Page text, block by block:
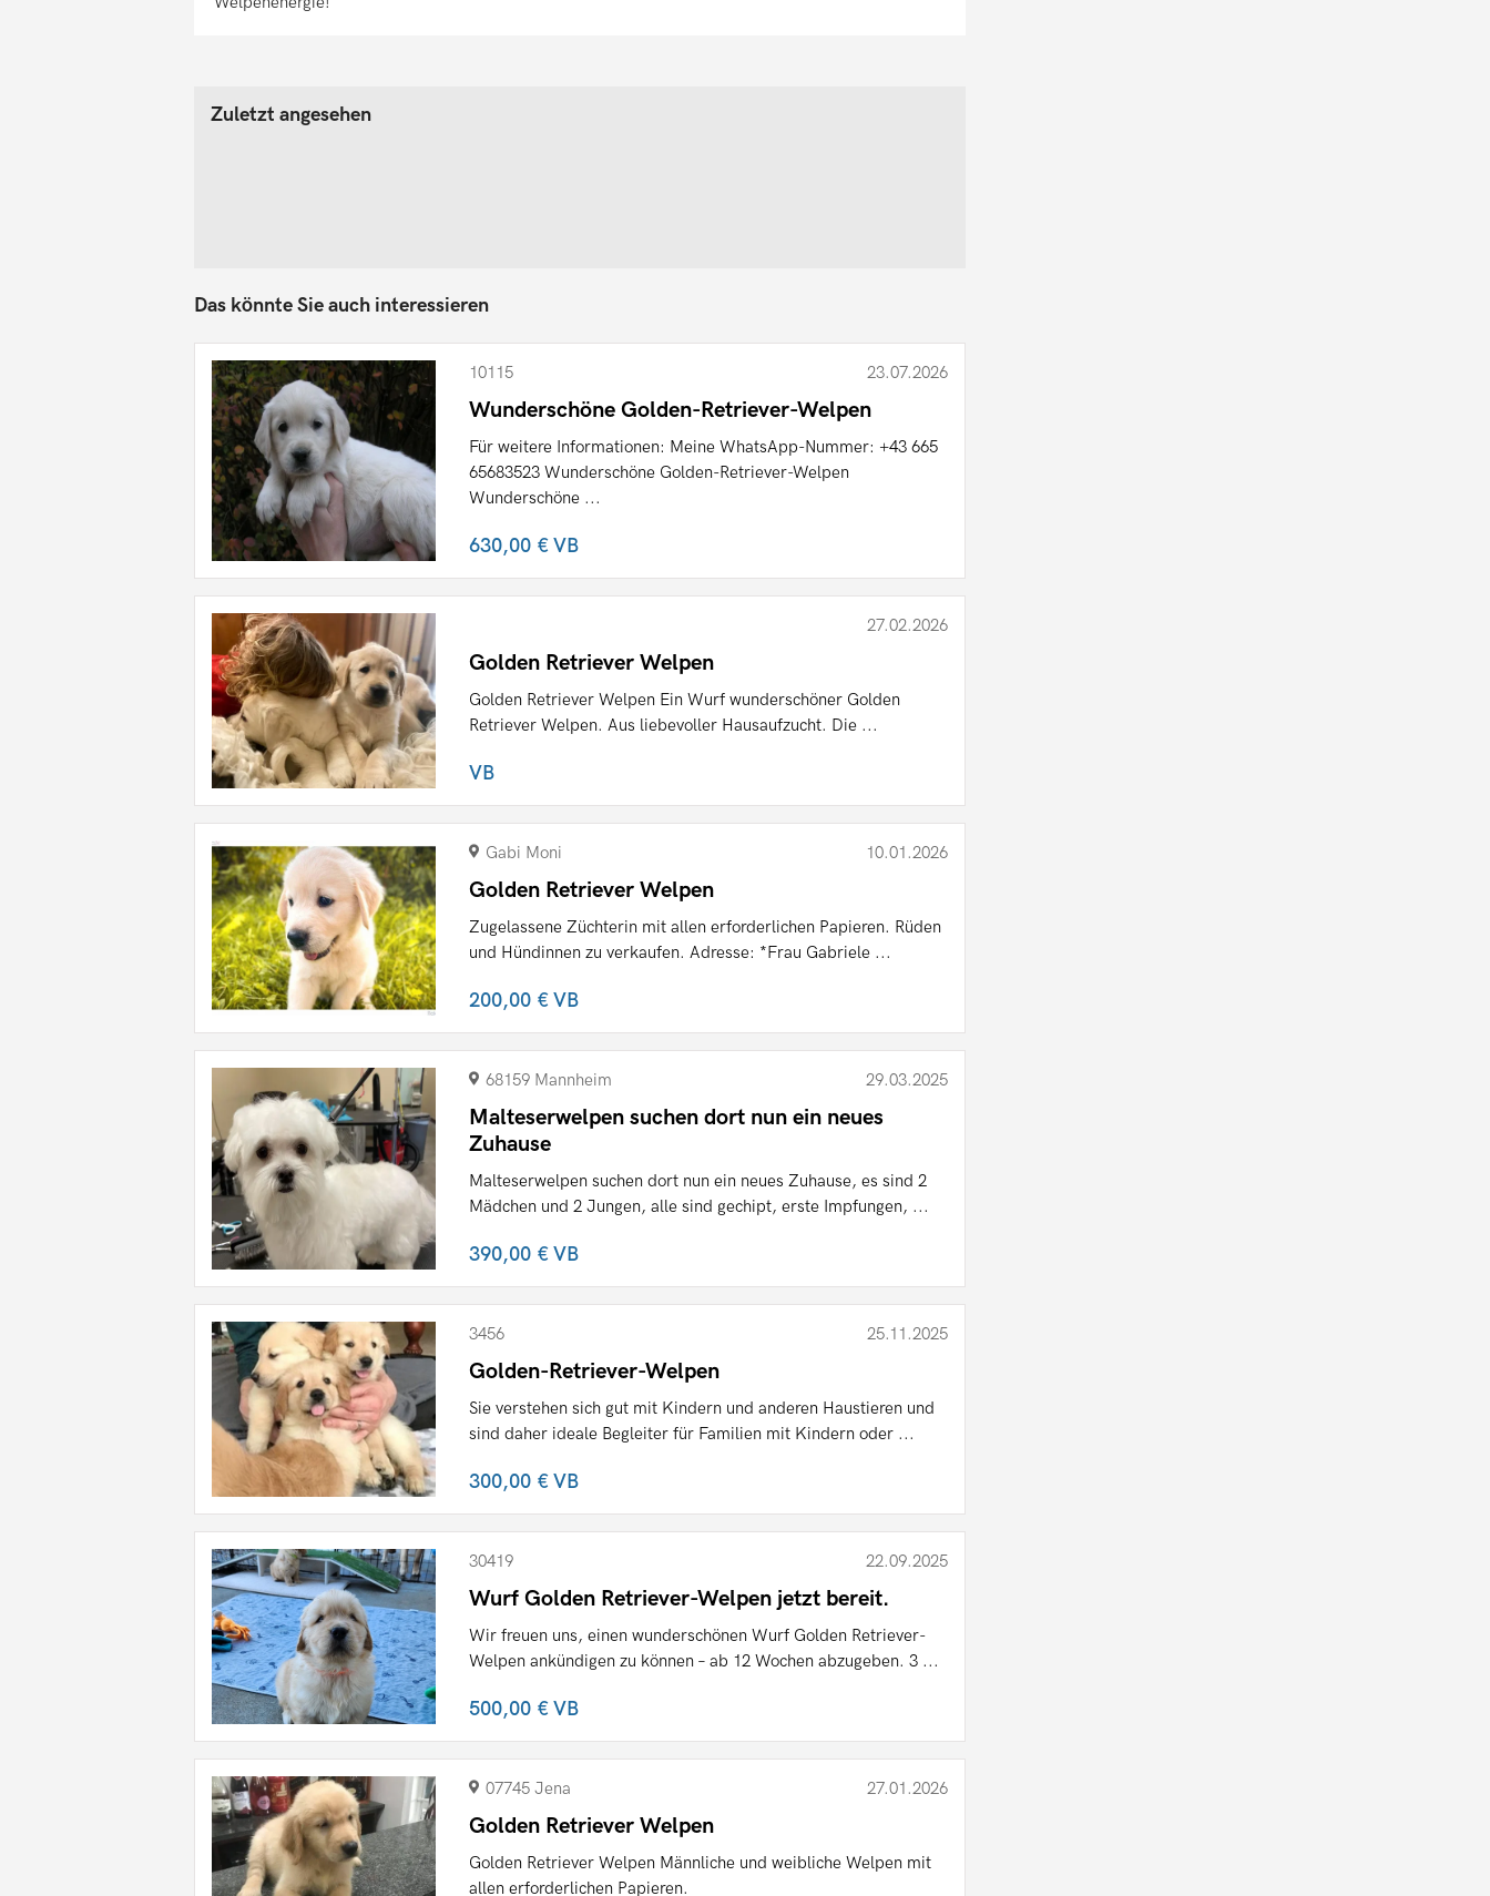
Zuletzt angesehen
Das könnte Sie auch interessieren
10115 23.07.2026
Wunderschöne Golden-Retriever-Welpen
Für weitere Informationen: Meine WhatsApp-Nummer: +43 665
65683523 Wunderschöne Golden-Retriever-Welpen
Wunderschöne ...
630,00 €VB
27.02.2026
Golden Retriever Welpen
Golden Retriever Welpen Ein Wurf wunderschöner Golden
Retriever Welpen. Aus liebevoller Hausaufzucht. Die ...
VB
Gabi Moni 10.01.2026
Golden Retriever Welpen
Zugelassene Züchterin mit allen erforderlichen Papieren. Rüden
und Hündinnen zu verkaufen. Adresse: *Frau Gabriele ...
200,00 €VB
68159 Mannheim 29.03.2025
Malteserwelpen suchen dort nun ein neues
Zuhause
Malteserwelpen suchen dort nun ein neues Zuhause, es sind 2
Mädchen und 2 Jungen, alle sind gechipt, erste Impfungen, ...
390,00 €VB
3456 25.11.2025
Golden-Retriever-Welpen
Sie verstehen sich gut mit Kindern und anderen Haustieren und
sind daher ideale Begleiter für Familien mit Kindern oder ...
300,00 €VB
30419 22.09.2025
Wurf Golden Retriever-Welpen jetzt bereit.
Wir freuen uns, einen wunderschönen Wurf Golden Retriever-
Welpen ankündigen zu können – ab 12 Wochen abzugeben. 3 ...
500,00 €VB
07745 Jena 27.01.2026
Golden Retriever Welpen
Golden Retriever Welpen Männliche und weibliche Welpen mit
allen erforderlichen Papieren.